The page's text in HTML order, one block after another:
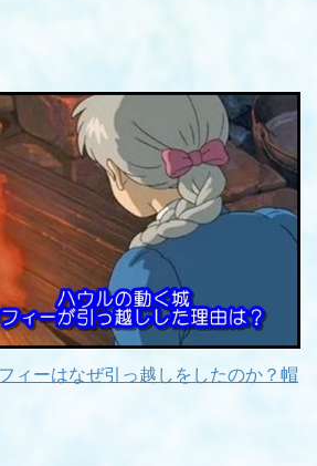
ィーはなぜ引っ越しをしたのか？帽